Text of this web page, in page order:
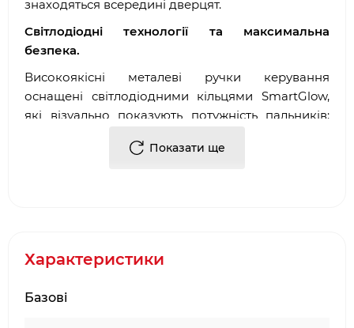
знаходяться всередині дверцят.
Світлодіодні технології та максимальна
безпека.
Високоякісні металеві ручки керування
оснащені світлодіодними кільцями SmartGlow,
які візуально показують потужність пальників:
світиться червоний колір. Крім того, функції
керування забезпечують оптимальну видимість у
допомагає при приготуванні на грилі непрямим
Показати ще
Характеристики
Базові